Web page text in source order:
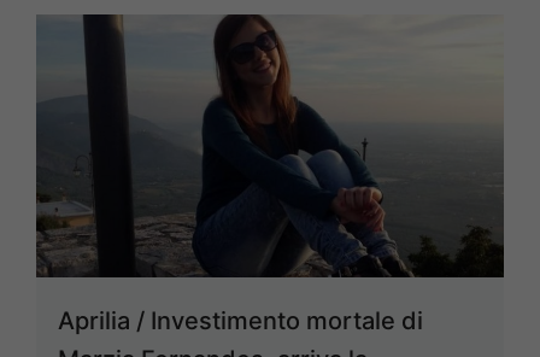
Aprilia / Investimento mortale di